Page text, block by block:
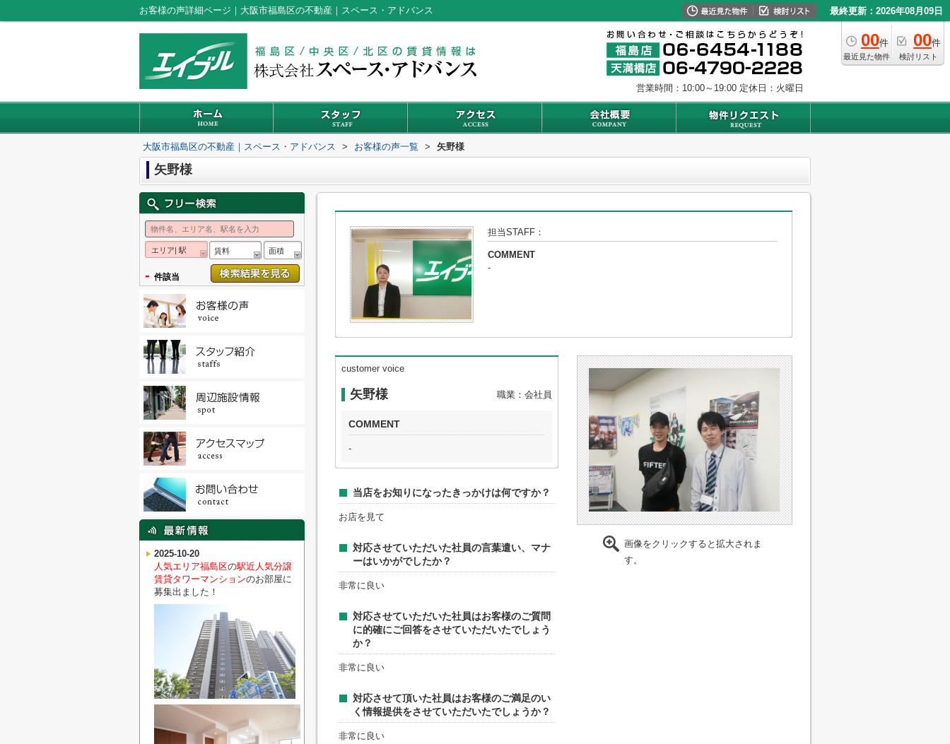
お客様の声詳細ページ｜大阪市福島区の不動産｜スペース・アドバンス 最終更新：2026年08月09日
00件
最近見た物件
00件
検討リスト
営業時間：10:00～19:00 定休日：火曜日
大阪市福島区の不動産｜スペース・アドバンス > お客様の声一覧 > 矢野様
矢野様
担当STAFF：
COMMENT
-
customer voice
矢野様 職業：会社員
COMMENT
-
当店をお知りになったきっかけは何ですか？
お店を見て
対応させていただいた社員の言葉遣い、マナ
ーはいかがでしたか？
非常に良い
対応させていただいた社員はお客様のご質問
に的確にご回答をさせていただいたでしょう
か？
非常に良い
対応させて頂いた社員はお客様のご満足のい
く情報提供をさせていただいたでしょうか？
非常に良い
画像をクリックすると拡大されま
す。
エリア| 駅 賃料 面積
- 件該当
2025-10-20
人気エリア福島区の駅近人気分譲
賃貸タワーマンションのお部屋に
募集出ました！